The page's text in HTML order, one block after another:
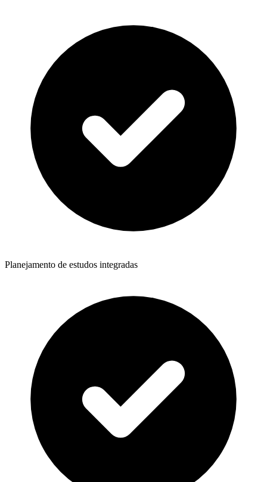
Planejamento de estudos integradas